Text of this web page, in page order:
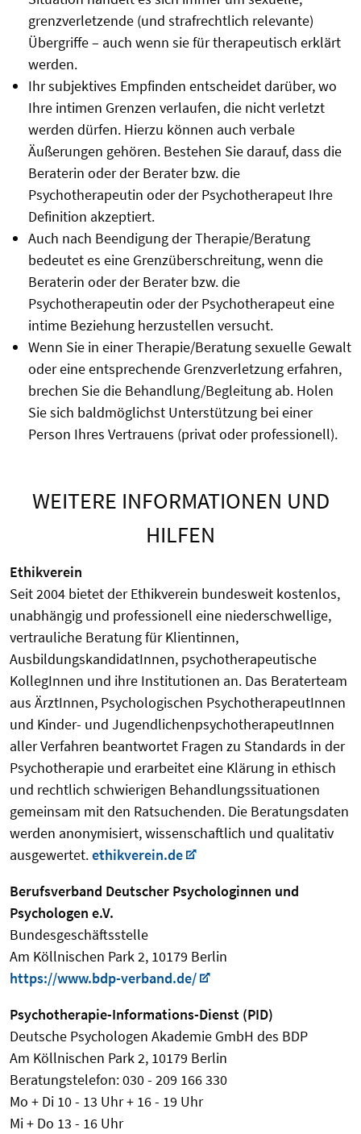
grenzverletzende (und strafrechtlich relevante)
Übergriffe – auch wenn sie für therapeutisch erklärt
werden.
Ihr subjektives Empfinden entscheidet darüber, wo
Ihre intimen Grenzen verlaufen, die nicht verletzt
werden dürfen. Hierzu können auch verbale
Äußerungen gehören. Bestehen Sie darauf, dass die
Beraterin oder der Berater bzw. die
Psychotherapeutin oder der Psychotherapeut Ihre
Definition akzeptiert.
Auch nach Beendigung der Therapie/Beratung
bedeutet es eine Grenzüberschreitung, wenn die
Beraterin oder der Berater bzw. die
Psychotherapeutin oder der Psychotherapeut eine
intime Beziehung herzustellen versucht.
Wenn Sie in einer Therapie/Beratung sexuelle Gewalt
oder eine entsprechende Grenzverletzung erfahren,
brechen Sie die Behandlung/Begleitung ab. Holen
Sie sich baldmöglichst Unterstützung bei einer
Person Ihres Vertrauens (privat oder professionell).
WEITERE INFORMATIONEN UND
HILFEN
Ethikverein
Seit 2004 bietet der Ethikverein bundesweit kostenlos,
unabhängig und professionell eine niederschwellige,
vertrauliche Beratung für Klientinnen,
AusbildungskandidatInnen, psychotherapeutische
KollegInnen und ihre Institutionen an. Das Beraterteam
aus ÄrztInnen, Psychologischen PsychotherapeutInnen
und Kinder- und JugendlichenpsychotherapeutInnen
aller Verfahren beantwortet Fragen zu Standards in der
Psychotherapie und erarbeitet eine Klärung in ethisch
und rechtlich schwierigen Behandlungssituationen
gemeinsam mit den Ratsuchenden. Die Beratungsdaten
werden anonymisiert, wissenschaftlich und qualitativ
ausgewertet.ethikverein.de
Berufsverband Deutscher Psychologinnen und
Psychologen e.V.
Bundesgeschäftsstelle
Am Köllnischen Park 2, 10179 Berlin
https://www.bdp-verband.de/
Psychotherapie-Informations-Dienst (PID)
Deutsche Psychologen Akademie GmbH des BDP
Am Köllnischen Park 2, 10179 Berlin
Beratungstelefon: 030 - 209 166 330
Mo + Di 10 - 13 Uhr + 16 - 19 Uhr
Mi + Do 13 - 16 Uhr